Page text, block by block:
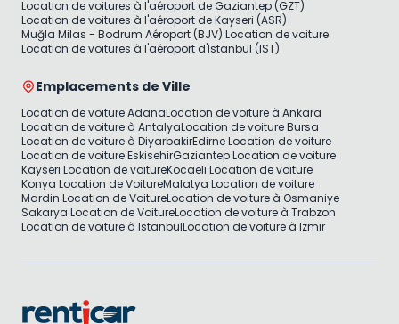
Location de voitures à l'aéroport de Gaziantep (GZT)
Location de voitures à l'aéroport de Kayseri (ASR)
Muğla Milas - Bodrum Aéroport (BJV) Location de voiture
Location de voitures à l'aéroport d'Istanbul (IST)
Emplacements de Ville
Location de voiture AdanaLocation de voiture à Ankara
Location de voiture à AntalyaLocation de voiture Bursa
Location de voiture à DiyarbakirEdirne Location de voiture
Location de voiture EskisehirGaziantep Location de voiture
Kayseri Location de voitureKocaeli Location de voiture
Konya Location de VoitureMalatya Location de voiture
Mardin Location de VoitureLocation de voiture à Osmaniye
Sakarya Location de VoitureLocation de voiture à Trabzon
Location de voiture à IstanbulLocation de voiture à Izmir